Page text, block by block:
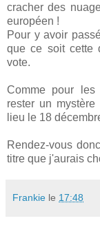
cracher des
européen !
Pour y avoir
que ce soit cette
vote.
Comme pour
rester un
lieu le 18
Rendez-vous
titre que j'aurais
Frankie le 17:48